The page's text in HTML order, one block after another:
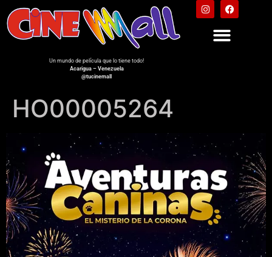
Un mundo de película que lo tiene todo!
Acarigua – Venezuela
@tucinemall
HO00005264